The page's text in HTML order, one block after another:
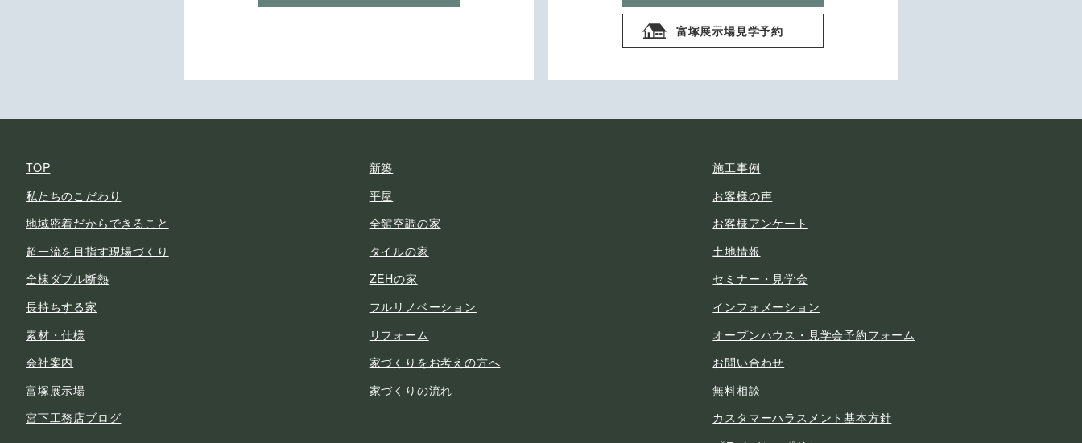
富塚展示場見学予約
TOP
私たちのこだわり
地域密着だからできること
超一流を目指す現場づくり
全棟ダブル断熱
長持ちする家
素材・仕様
会社案内
富塚展示場
宮下工務店ブログ
新築
平屋
全館空調の家
タイルの家
ZEHの家
フルリノベーション
リフォーム
家づくりをお考えの方へ
家づくりの流れ
施工事例
お客様の声
お客様アンケート
土地情報
セミナー・見学会
インフォメーション
オープンハウス・見学会予約フォーム
お問い合わせ
無料相談
カスタマーハラスメント基本方針